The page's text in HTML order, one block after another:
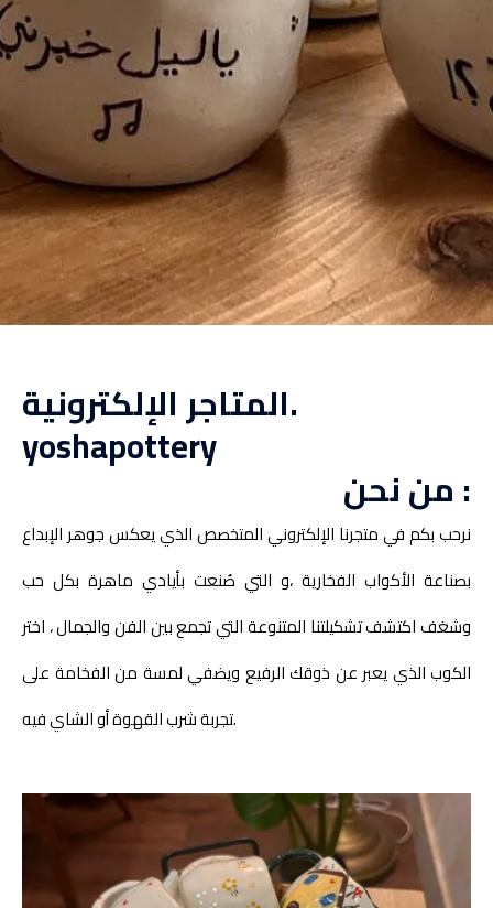
المتاجر الإلكترونية.
yoshapottery
من نحن :
نرحب بكم في متجرنا الإلكتروني المتخصص الذي يعكس جوهر الإبداع
بصناعة الأكواب الفخارية ،و التي صُنعت بأيادي ماهرة بكل حب
وشغف اكتشف تشكيلتنا المتنوعة التي تجمع بين الفن والجمال ، اختر
الكوب الذي يعبر عن ذوقك الرفيع ويضفي لمسة من الفخامة على
تجربة شرب القهوة أو الشاي فيه.